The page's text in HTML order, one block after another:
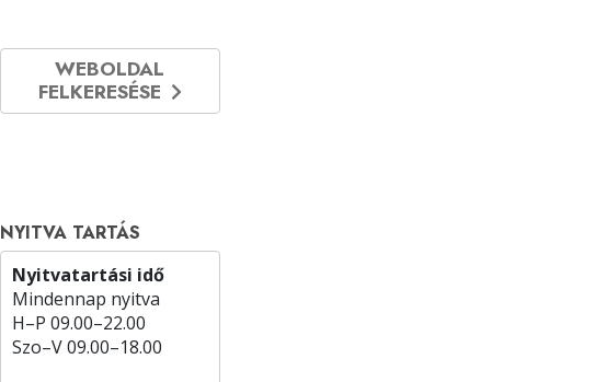
WEBOLDAL
FELKERESÉSE
NYITVA TARTÁS
Nyitvatartási idő
Mindennap nyitva
H–P 09.00–22.00
Szo–V09.00–18.00